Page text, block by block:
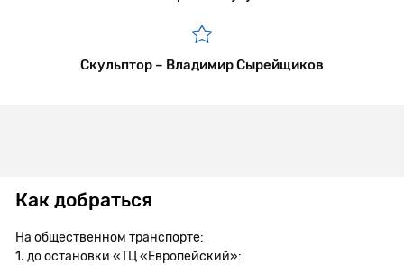
Скульптор – Владимир Сырейщиков
Как добраться
На общественном транспорте:
1. до остановки «ТЦ «Европейский»: